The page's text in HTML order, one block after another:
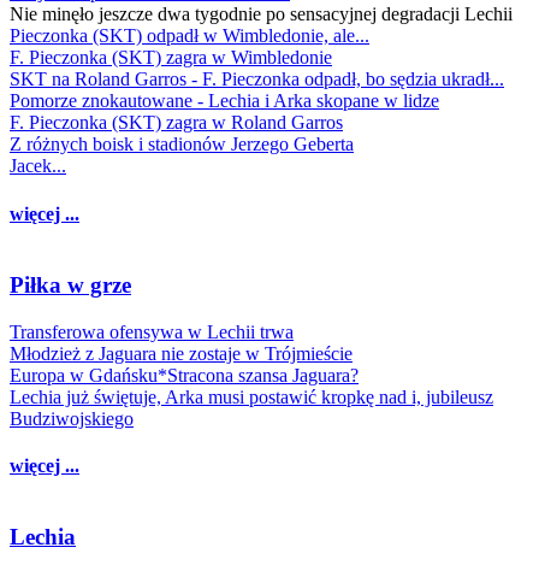
Nie minęło jeszcze dwa tygodnie po sensacyjnej degradacji Lechii
Pieczonka (SKT) odpadł w Wimbledonie, ale...
F. Pieczonka (SKT) zagra w Wimbledonie
SKT na Roland Garros - F. Pieczonka odpadł, bo sędzia ukradł...
Pomorze znokautowane - Lechia i Arka skopane w lidze
F. Pieczonka (SKT) zagra w Roland Garros
Z różnych boisk i stadionów Jerzego Geberta
Jacek...
więcej ...
Piłka w grze
Transferowa ofensywa w Lechii trwa
Młodzież z Jaguara nie zostaje w Trójmieście
Europa w Gdańsku*Stracona szansa Jaguara?
Lechia już świętuje, Arka musi postawić kropkę nad i, jubileusz
Budziwojskiego
więcej ...
Lechia